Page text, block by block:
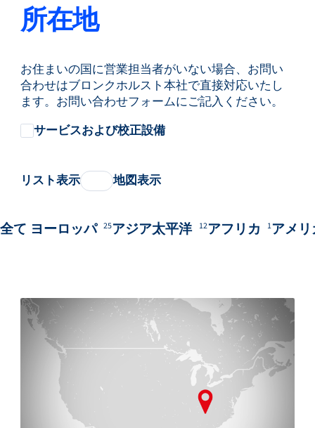
所在地
お住まいの国に営業担当者がいない場合、お問い
合わせはブロンクホルスト本社で直接対応いたし
ます。お問い合わせフォームにご記入ください。
サービスおよび校正設備
リスト表示 地図表示
全て ヨーロッパ 25アジア太平洋 12アフリカ 1アメ